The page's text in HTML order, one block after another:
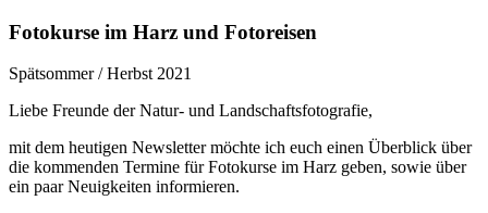
Fotokurse im Harz und Fotoreisen
Spätsommer / Herbst 2021
Liebe Freunde der Natur- und Landschaftsfotografie,
mit dem heutigen Newsletter möchte ich euch einen Überblick über
die kommenden Termine für Fotokurse im Harz geben, sowie über
ein paar Neuigkeiten informieren.